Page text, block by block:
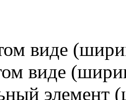
виде
виде
элемент